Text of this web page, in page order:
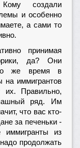
создали
и особенно
а сами то
принимая
да? Они
же время в
на иммигрантов
Правильно,
ряд. Им
что вас кто-
за печеньки -
из
продолжать